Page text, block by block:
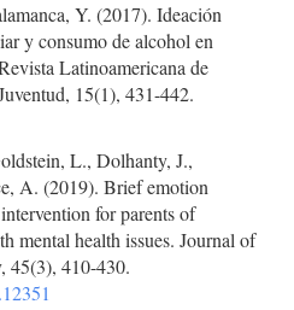
Y. (2017). Ideación
y consumo de alcohol en
Latinoamericana de
15(1), 431-442.
L., Dolhanty, J.,
A. (2019). Brief emotion
for parents of
mental health issues. Journal of
45(3), 410-430.